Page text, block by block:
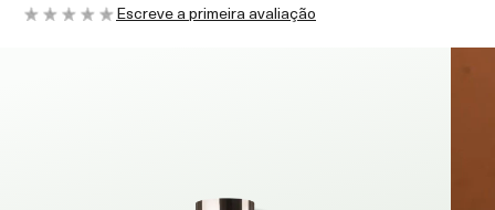
Escreve a primeira avaliação